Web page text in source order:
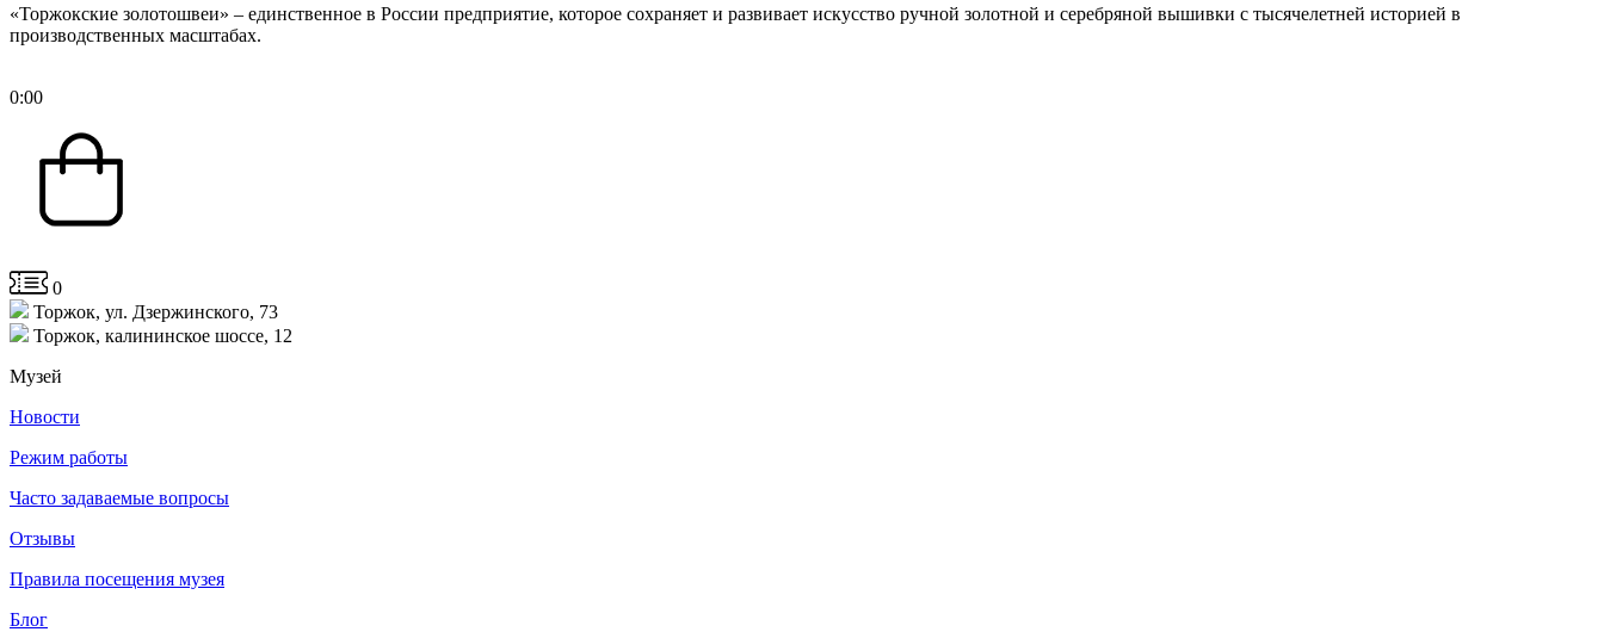
«Торжокские золотошвеи» – единственное в России предприятие, которое сохраняет и развивает искусство ручной золотной и серебряной вышивки с тысячелетней историей в
производственных масштабах.
0:00
0
Торжок, ул. Дзержинского, 73
Торжок, калининское шоссе, 12
Музей
Новости
Режим работы
Часто задаваемые вопросы
Отзывы
Правила посещения музея
Блог